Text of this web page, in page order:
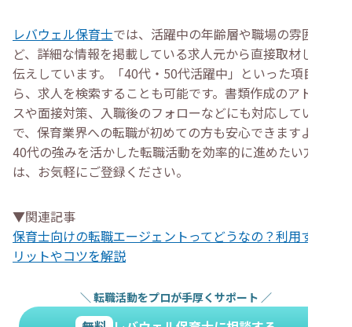
レバウェル保育士では、活躍中の年齢層や職場の雰囲気な
ど、詳細な情報を掲載している求人元から直接取材し、お
伝えしています。「40代・50代活躍中」といった項目か
ら、求人を検索することも可能です。書類作成のアドバイ
スや面接対策、入職後のフォローなどにも対応しているの
で、保育業界への転職が初めての方も安心できますよ。
40代の強みを活かした転職活動を効率的に進めたい方
は、お気軽にご登録ください。
▼関連記事
保育士向けの転職エージェントってどうなの？利用するメ
リットやコツを解説
＼ 転職活動をプロが手厚くサポート ／